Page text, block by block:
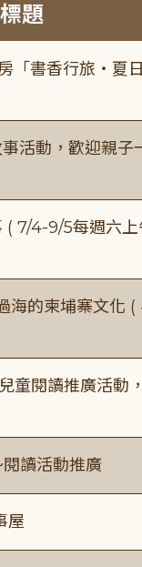
標題
「書香行旅・夏
事活動，歡迎親
( 7/4-9/5每週六
海的柬埔寨文化
童閱讀推廣活
閱讀活動推廣
屋